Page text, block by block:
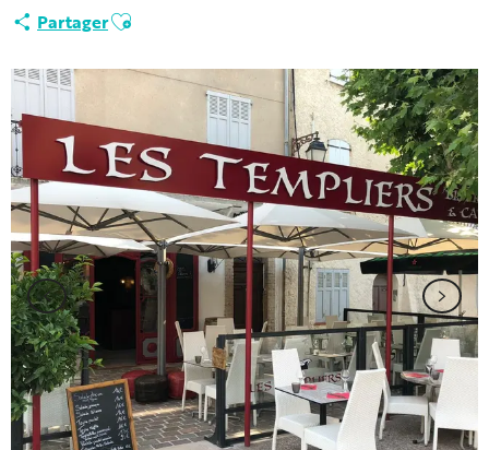
PartagerAjouter aux favoris